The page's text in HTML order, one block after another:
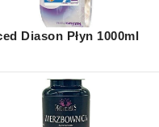
Diason Płyn 1000ml